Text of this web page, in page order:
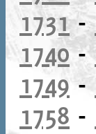
1731-
1740-
1749-
1758 -